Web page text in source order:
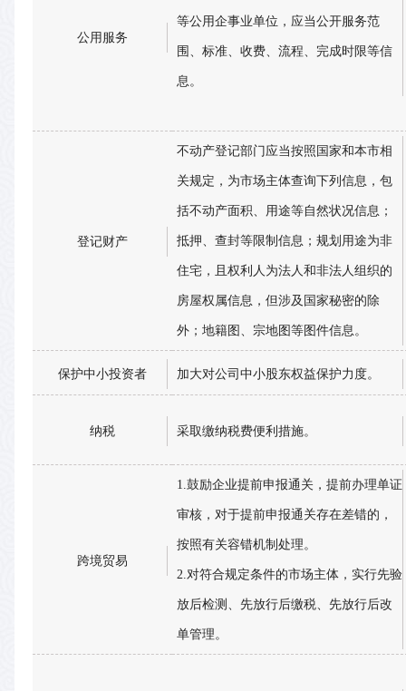
公用服务
等公用企事业单位，应当公开服务范
围、标准、收费、流程、完成时限等信
息。
登记财产
不动产登记部门应当按照国家和本市相
关规定，为市场主体查询下列信息，包
括不动产面积、用途等自然状况信息；
抵押、查封等限制信息；规划用途为非
住宅，且权利人为法人和非法人组织的
房屋权属信息，但涉及国家秘密的除
外；地籍图、宗地图等图件信息。
保护中小投资者 加大对公司中小股东权益保护力度。
纳税 采取缴纳税费便利措施。
跨境贸易
1.鼓励企业提前申报通关，提前办理单证
审核，对于提前申报通关存在差错的，
按照有关容错机制处理。
2.对符合规定条件的市场主体，实行先验
放后检测、先放行后缴税、先放行后改
单管理。